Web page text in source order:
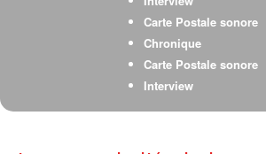
Carte Postale sonore
Chronique
Carte Postale sonore
Interview